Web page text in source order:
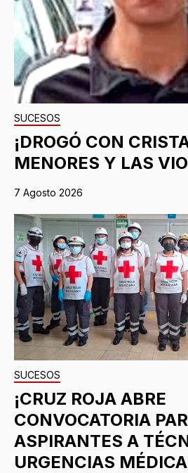
SUCESOS
¡DROGÓ CON
MENORES Y LAS
7 Agosto 2026
SUCESOS
¡CRUZ ROJA ABRE
CONVOCATORIA
ASPIRANTES A
URGENCIAS